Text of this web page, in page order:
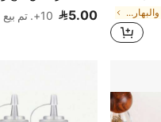
في أدوات التوابل والبهارات الأخرى 5.00 10+. تم بيع